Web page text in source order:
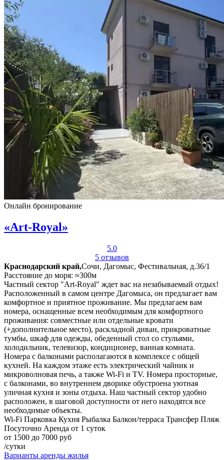
Онлайн бронирование
«Art-Royal»
5.0
5 отзывов
Краснодарский край,Сочи, Дагомыс, Фестивальная, д.36/1
Расстояние до моря: ≈300м
Частный сектор "Art-Royal" ждет вас на незабываемый отдых!
Расположенный в самом центре Дагомыса, он предлагает вам
комфортное и приятное проживание. Мы предлагаем вам
номера, оснащенные всем необходимым для комфортного
проживания: совместные или отдельные кровати
(+дополнительное место), раскладной диван, прикроватные
тумбы, шкаф для одежды, обеденный стол со стульями,
холодильник, телевизор, кондиционер, ванная комната.
Номера с балконами располагаются в комплексе с общей
кухней. На каждом этаже есть электрический чайник и
микроволновая печь, а также Wi-Fi и TV. Номера просторные,
с балконами, во внутреннем дворике обустроена уютная
уличная кухня и зоны отдыха. Наш частный сектор удобно
расположен, в шаговой доступности от него находятся все
необходимые объекты.
Wi-Fi Парковка Кухня Рыбалка Балкон/терраса Трансфер Пляж
Посуточно Аренда от 1 суток
от 1500 до 7000 руб
/сутки
Варианты аренды жилья